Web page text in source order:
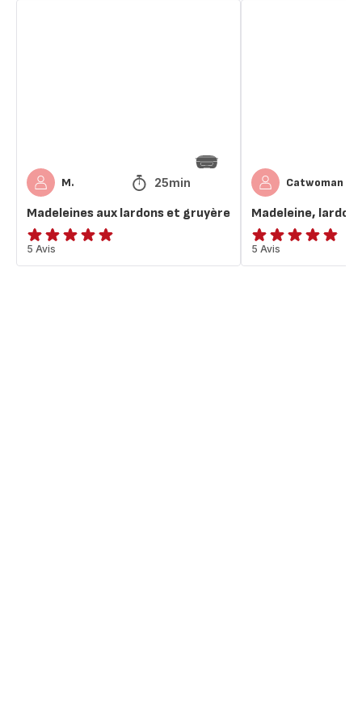
M. 25min
Madeleines aux lardons et gruyère
Avis
5
5 Avis
Catwoman
Madeleine,
ratings.4.8
5 Avis